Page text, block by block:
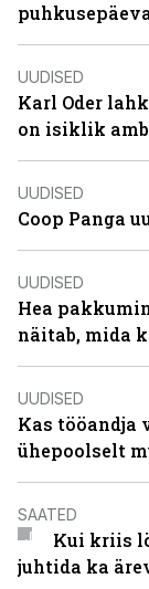
UUDISED
Karl Oder
on isiklik
UUDISED
Coop Panga
UUDISED
Hea
näitab, mida
UUDISED
Kas
ühepoolselt
SAATED
Kui kriis
juhtida ka